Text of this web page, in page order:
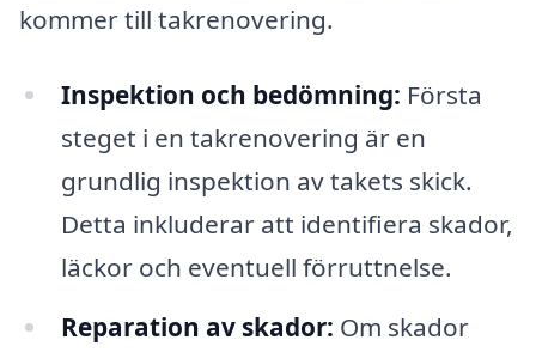
kommer till takrenovering.
Inspektion och bedömning: Första
steget i en takrenovering är en
grundlig inspektion av takets skick.
Detta inkluderar att identifiera skador,
läckor och eventuell förruttnelse.
Reparation av skador: Om skador